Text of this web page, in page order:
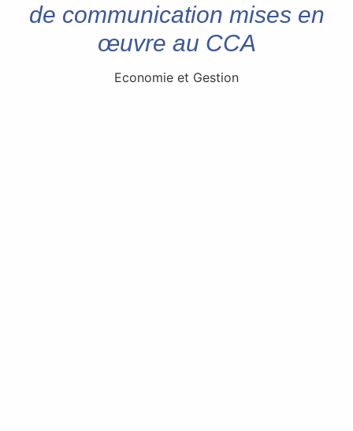
de communication mises en
œuvre au CCA
Economie et Gestion